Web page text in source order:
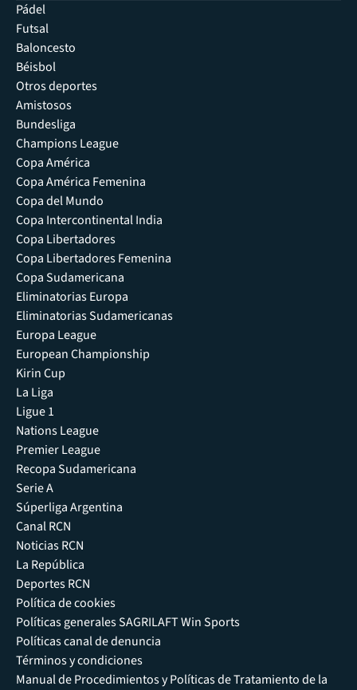
Pádel
Futsal
Baloncesto
Béisbol
Otros deportes
Amistosos
Bundesliga
Champions League
Copa América
Copa América Femenina
Copa del Mundo
Copa Intercontinental India
Copa Libertadores
Copa Libertadores Femenina
Copa Sudamericana
Eliminatorias Europa
Eliminatorias Sudamericanas
Europa League
European Championship
Kirin Cup
La Liga
Ligue 1
Nations League
Premier League
Recopa Sudamericana
Serie A
Súperliga Argentina
Canal RCN
Noticias RCN
La República
Deportes RCN
Política de cookies
Políticas generales SAGRILAFT Win Sports
Políticas canal de denuncia
Términos y condiciones
Manual de Procedimientos y Políticas de Tratamiento de la